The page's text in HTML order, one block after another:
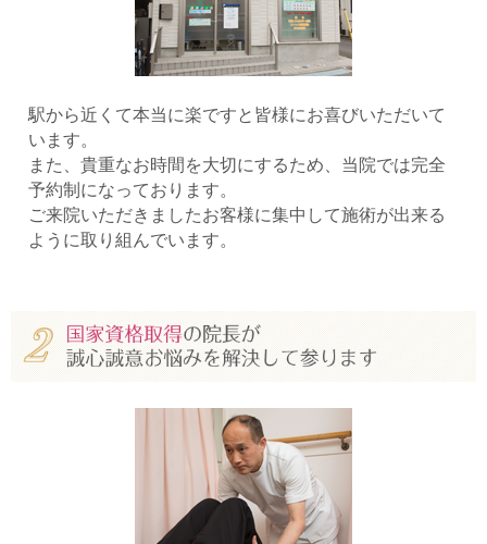
駅から近くて本当に楽ですと皆様にお喜びいただいて
います。
また、貴重なお時間を大切にするため、当院では完全
予約制になっております。
ご来院いただきましたお客様に集中して施術が出来る
ように取り組んでいます。